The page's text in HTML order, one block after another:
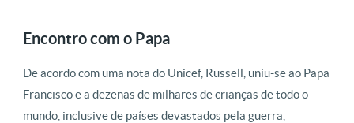
Encontro com o Papa
De acordo com uma nota do Unicef, Russell, uniu-se ao Papa
Francisco e a dezenas de milhares de crianças de todo o
mundo, inclusive de países devastados pela guerra,